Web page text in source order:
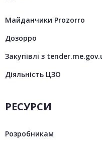
Майданчики Prozorro
Дозорро
Закупівлі з
Діяльність ЦЗО
РЕСУРСИ
Розробникам